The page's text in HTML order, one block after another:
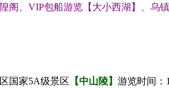
、VIP包船游览【大小西湖】、乌
国家5A级景区 【中山陵】 游览时间：